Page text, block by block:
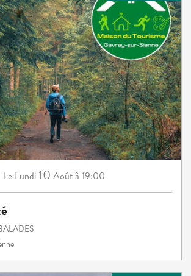
Le Lundi 10 Aoûtà 19:00